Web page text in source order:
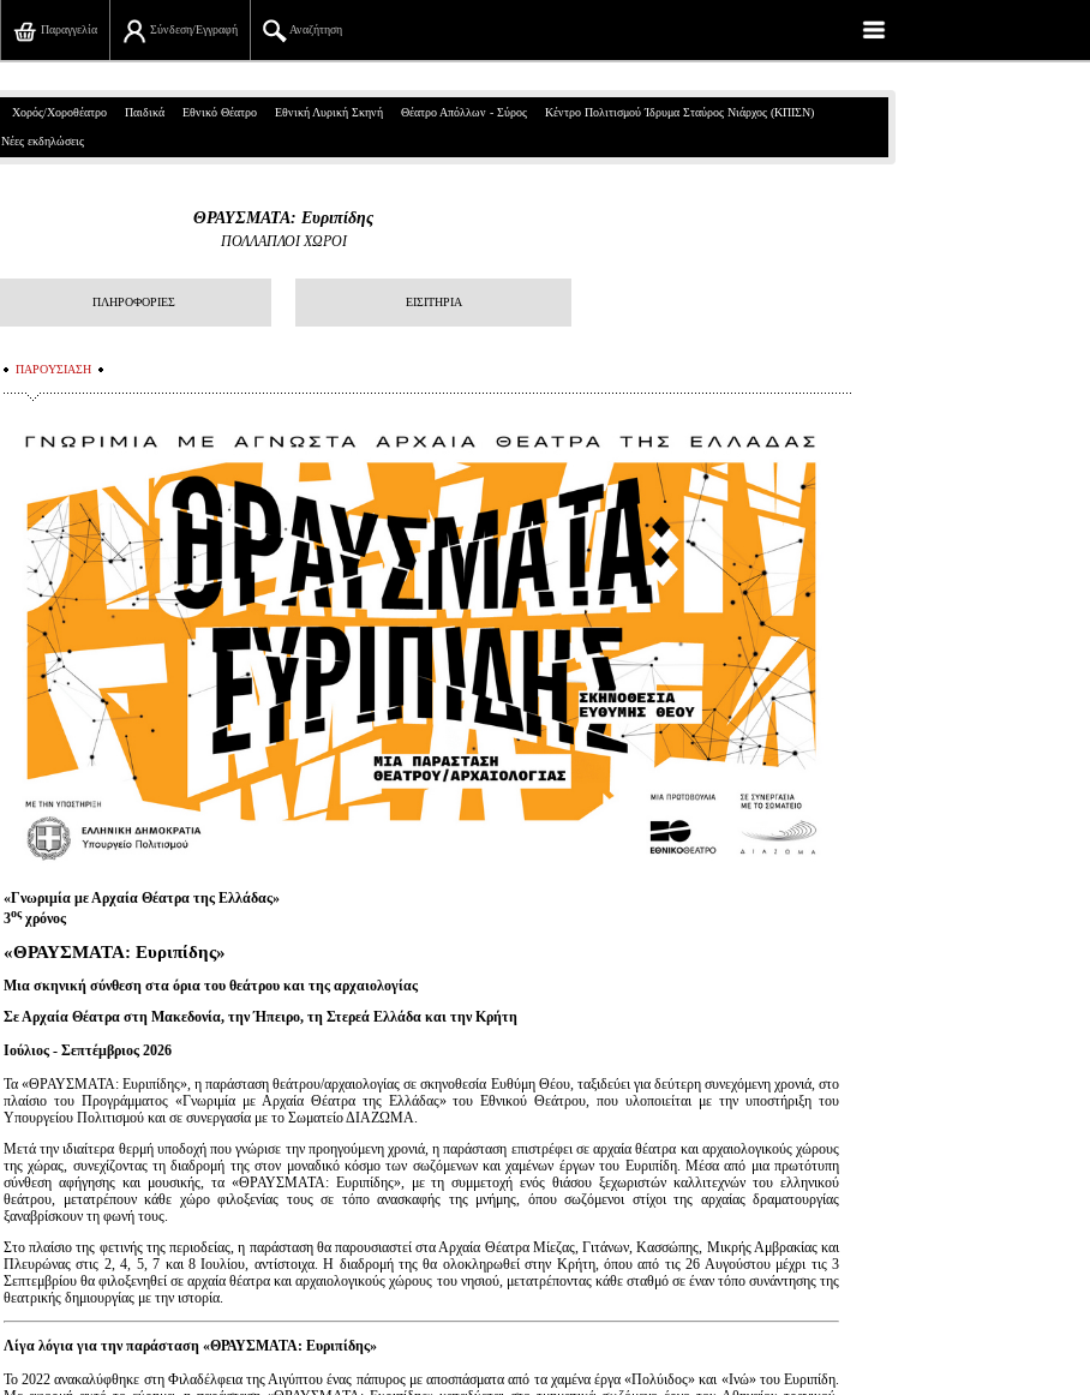
Αναζήτηση
Σύνδεση/Εγγραφή
Παραγγελία
Πανεπιστημίου 39, Αθήνα
Αναζήτηση
Αναζήτηση παραγγελίας
Προσωπικά Δεδομένα
Πληροφορίες
Είσοδος διαχειριστή
Χορός/Χοροθέατρο Παιδικά Εθνικό Θέατρο Εθνική Λυρική Σκηνή Θέατρο Απόλλων - Σύρος Κέντρο Πολιτισμού Ίδρυμα Σταύρος Νιάρχος (ΚΠΙΣΝ)
Νέες εκδηλώσεις
ΘΡΑΥΣΜΑΤΑ: Ευριπίδης
ΠΟΛΛΑΠΛΟΙ ΧΩΡΟΙ
ΠΛΗΡΟΦΟΡΙΕΣ ΕΙΣΙΤΗΡΙΑ
ΠΑΡΟΥΣΙΑΣΗ
«Γνωριμία με Αρχαία Θέατρα της Ελλάδας»
3οςχρόνος
«ΘΡΑΥΣΜΑΤΑ: Ευριπίδης»
Μια σκηνική σύνθεση στα όρια του θεάτρου και της αρχαιολογίας
Σε Αρχαία Θέατρα στη Μακεδονία, την Ήπειρο, τη Στερεά Ελλάδα και την Κρήτη
Ιούλιος - Σεπτέμβριος 2026
Τα «ΘΡΑΥΣΜΑΤΑ: Ευριπίδης», η παράσταση θεάτρου/αρχαιολογίας σε σκηνοθεσία Ευθύμη Θέου, ταξιδεύει για δεύτερη συνεχόμενη χρονιά, στο
πλαίσιο του Προγράμματος «Γνωριμία με Αρχαία Θέατρα της Ελλάδας» του Εθνικού Θεάτρου, που υλοποιείται με την υποστήριξη του
Υπουργείου Πολιτισμού και σε συνεργασία με το Σωματείο ΔΙΑΖΩΜΑ.
Μετά την ιδιαίτερα θερμή υποδοχή που γνώρισε την προηγούμενη χρονιά, η παράσταση επιστρέφει σε αρχαία θέατρα και αρχαιολογικούς χώρους
της χώρας, συνεχίζοντας τη διαδρομή της στον μοναδικό κόσμο των σωζόμενων και χαμένων έργων του Ευριπίδη. Μέσα από μια πρωτότυπη
σύνθεση αφήγησης και μουσικής, τα «ΘΡΑΥΣΜΑΤΑ: Ευριπίδης», με τη συμμετοχή ενός θιάσου ξεχωριστών καλλιτεχνών του ελληνικού
θεάτρου, μετατρέπουν κάθε χώρο φιλοξενίας τους σε τόπο ανασκαφής της μνήμης, όπου σωζόμενοι στίχοι της αρχαίας δραματουργίας
ξαναβρίσκουν τη φωνή τους.
Στο πλαίσιο της φετινής της περιοδείας, η παράσταση θα παρουσιαστεί στα Αρχαία Θέατρα Μίεζας, Γιτάνων, Κασσώπης, Μικρής Αμβρακίας και
Πλευρώνας στις 2, 4, 5, 7 και 8 Ιουλίου, αντίστοιχα. Η διαδρομή της θα ολοκληρωθεί στην Κρήτη, όπου από τις 26 Αυγούστου μέχρι τις 3
Σεπτεμβρίου θα φιλοξενηθεί σε αρχαία θέατρα και αρχαιολογικούς χώρους του νησιού, μετατρέποντας κάθε σταθμό σε έναν τόπο συνάντησης της
θεατρικής δημιουργίας με την ιστορία.
Λίγα λόγια για την παράσταση «ΘΡΑΥΣΜΑΤΑ: Ευριπίδης»
Το 2022 ανακαλύφθηκε στη Φιλαδέλφεια της Αιγύπτου ένας πάπυρος με αποσπάσματα από τα χαμένα έργα «Πολύιδος» και «Ινώ» του Ευριπίδη.